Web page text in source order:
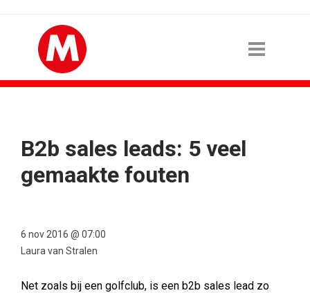
B2b sales leads: 5 veel
gemaakte fouten
6 nov 2016 @ 07:00
Laura van Stralen
Net zoals bij een golfclub, is een b2b sales lead zo